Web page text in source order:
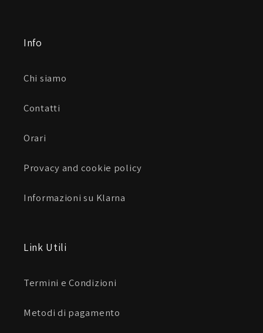
Info
Chi siamo
Contatti
Orari
Provacy and cookie policy
Informazioni su Klarna
Link Utili
Termini e Condizioni
Metodi di pagamento